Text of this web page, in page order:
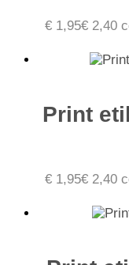
€1,95€2,40
Print
€1,95€2,40